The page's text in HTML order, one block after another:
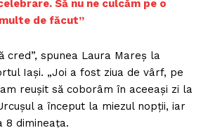
Să nu ne culcăm pe o
de făcut”
cred”, spunea Laura Mareș la
Iași. „Joi a fost ziua de vârf, pe
reușit să coborâm în aceeași zi la
a început la miezul nopții, iar
8 dimineața.